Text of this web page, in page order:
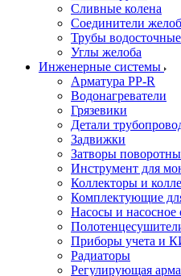
Сливные колена
Соединители
Трубы водосточные
Углы желоба
Инженерные системы
Арматура PP-R
Водонагреватели
Грязевики
Детали
Задвижки
Затворы
Инструмент для
Коллекторы и
Комплектующие
Насосы и насосное
Приборы учета и
Радиаторы
Регулирующая